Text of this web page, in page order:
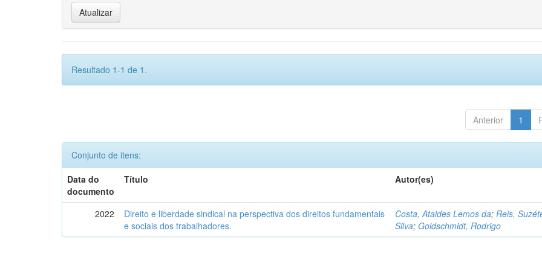
Resultado 1-1 de 1.
Anterior 1
Conjunto de itens:
Data do
documento
Título Autor(es)
2022
Direito e liberdade sindical na perspectiva dos direitos fundamentais
e sociais dos trabalhadores.
Costa, Ataides Lemos da;Reis,
Silva; Goldschmidt, Rodrigo